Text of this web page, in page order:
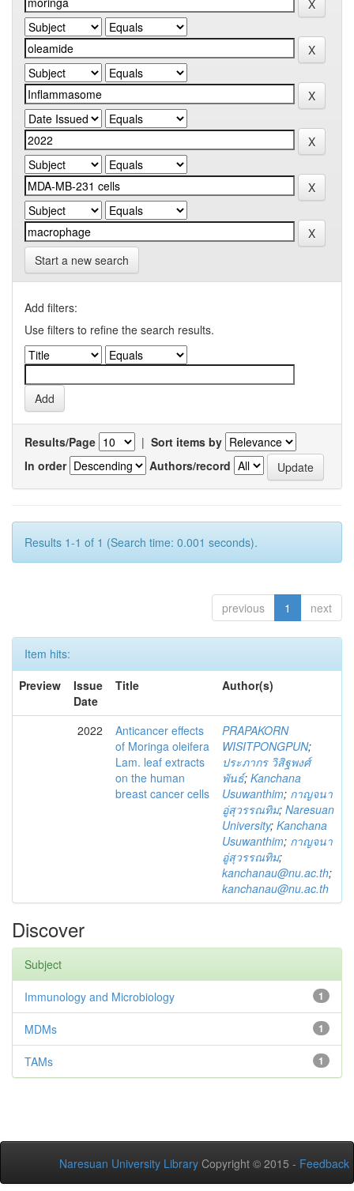
Start a new search
Add filters:
Use filters to refine the search results.
Results/Page | Sort items by
In order
Authors/record
Results 1-1 of 1 (Search time: 0.001 seconds).
previous 1 next
Item hits:
Preview
Issue
Date
Title Author(s)
2022
Anticancer effects
of Moringa oleifera
Lam. leaf extracts
on the human
breast cancer cells
PRAPAKORN
WISITPONGPUN;
ประภากร วิสิฐพงศ์
พันธ์; Kanchana
Usuwanthim; กาญจนา
อู่สุวรรณทิม; Naresuan
University; Kanchana
Usuwanthim; กาญจนา
อู่สุวรรณทิม;
kanchanau@nu.ac.th;
kanchanau@nu.ac.th
Discover
Subject
1
Immunology and Microbiology
1
MDMs
1
TAMs
Naresuan University Library Copyright © 2015 - Feedback